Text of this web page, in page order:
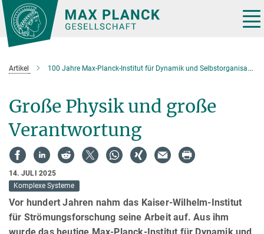
Hauptinhalt
Artikel 100 Jahre Max-Planck-Institut für Dynamik und Selbstorganisation
Große Physik und große
Verantwortung
14. JULI 2025
Komplexe Systeme
Vor hundert Jahren nahm das Kaiser-Wilhelm-Institut
für Strömungsforschung seine Arbeit auf. Aus ihm